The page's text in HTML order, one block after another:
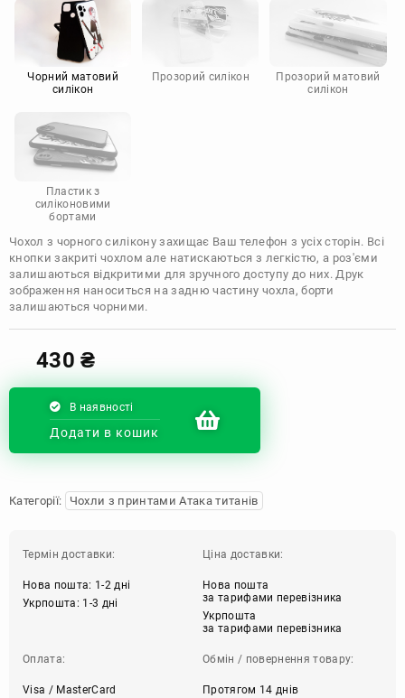
Motorola
Чорний матовий
силікон
Прозорий силікон
Прозорий матовий
силікон
Пластик з
силіконовими
бортами
Чохол з чорного силікону захищає Ваш телефон з усіх сторін. Всі
кнопки закриті чохлом але натискаються з легкістю, а роз'єми
залишаються відкритими для зручного доступу до них. Друк
зображення наноситься на задню частину чохла, борти
залишаються чорними.
430₴
В наявності
Додати в кошик
Категорії: Чохли з принтами Атака титанів
Термін доставки:
Нова пошта: 1-2 дні
Укрпошта: 1-3 дні
Ціна доставки:
Нова пошта
за тарифами перевізника
Укрпошта
за тарифами перевізника
Оплата:
Visa / MasterCard
Обмін / повернення товару:
Протягом 14 днів